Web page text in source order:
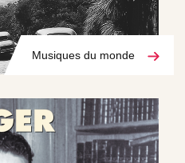
Musiques du monde